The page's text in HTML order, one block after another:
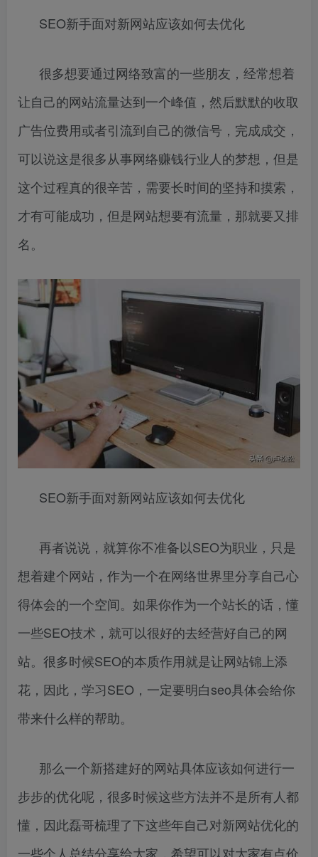
SEO新手面对新网站应该如何去优化
很多想要通过网络致富的一些朋友，经常想着
让自己的网站流量达到一个峰值，然后默默的收取
广告位费用或者引流到自己的微信号，完成成交，
可以说这是很多从事网络赚钱行业人的梦想，但是
这个过程真的很辛苦，需要长时间的坚持和摸索，
才有可能成功，但是网站想要有流量，那就要又排
名。
SEO新手面对新网站应该如何去优化
再者说说，就算你不准备以SEO为职业，只是
想着建个网站，作为一个在网络世界里分享自己心
得体会的一个空间。如果你作为一个站长的话，懂
一些SEO技术，就可以很好的去经营好自己的网
站。很多时候SEO的本质作用就是让网站锦上添
花，因此，学习SEO，一定要明白seo具体会给你
带来什么样的帮助。
那么一个新搭建好的网站具体应该如何进行一
步步的优化呢，很多时候这些方法并不是所有人都
懂，因此磊哥梳理了下这些年自己对新网站优化的
一些个人总结分享给大家，希望可以对大家有点价